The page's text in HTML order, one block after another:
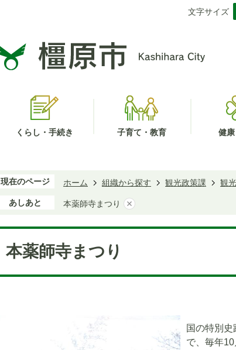
文字サイズ
くらし・手続き 子育て・教育 健
現在のページ ホーム 組織から探す 観光政策課 観
あしあと 本薬師寺まつり
本薬師寺まつり
国の特別史
で、毎年10